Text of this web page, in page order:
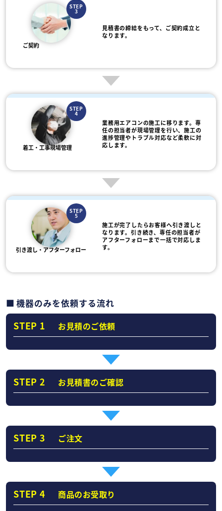
STEP
3
ご契約
見積書の締結をもって、ご契約成立と
なります。
STEP
4
着工・工事現場管理
業務用エアコンの施工に移ります。専
任の担当者が現場管理を行い、施工の
進捗管理やトラブル対応など柔軟に対
応します。
STEP
5
引き渡し・アフターフォロー
施工が完了したらお客様へ引き渡しと
なります。引き続き、専任の担当者が
アフターフォローまで一括で対応しま
す。
機器のみを依頼する流れ
STEP 1 お見積のご依頼
STEP 2 お見積書のご確認
STEP 3 ご注文
STEP 4 商品のお受取り